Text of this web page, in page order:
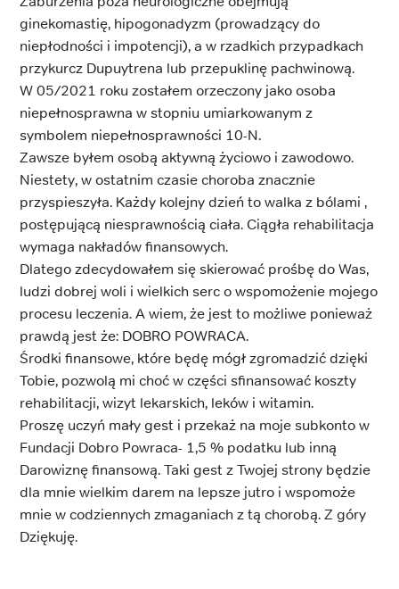
ginekomastię, hipogonadyzm (prowadzący do
niepłodności i impotencji), a w rzadkich przypadkach
przykurcz Dupuytrena lub przepuklinę pachwinową.
W 05/2021 roku zostałem orzeczony jako osoba
niepełnosprawna w stopniu umiarkowanym z
symbolem niepełnosprawności 10-N.
Zawsze byłem osobą aktywną życiowo i zawodowo.
Niestety, w ostatnim czasie choroba znacznie
przyspieszyła. Każdy kolejny dzień to walka z bólami ,
postępującą niesprawnością ciała. Ciągła rehabilitacja
wymaga nakładów finansowych.
Dlatego zdecydowałem się skierować prośbę do Was,
ludzi dobrej woli i wielkich serc o wspomożenie mojego
procesu leczenia. A wiem, że jest to możliwe ponieważ
prawdą jest że: DOBRO POWRACA.
Środki finansowe, które będę mógł zgromadzić dzięki
Tobie, pozwolą mi choć w części sfinansować koszty
rehabilitacji, wizyt lekarskich, leków i witamin.
Proszę uczyń mały gest i przekaż na moje subkonto w
Fundacji Dobro Powraca- 1,5 % podatku lub inną
Darowiznę finansową. Taki gest z Twojej strony będzie
dla mnie wielkim darem na lepsze jutro i wspomoże
mnie w codziennych zmaganiach z tą chorobą. Z góry
Dziękuję.